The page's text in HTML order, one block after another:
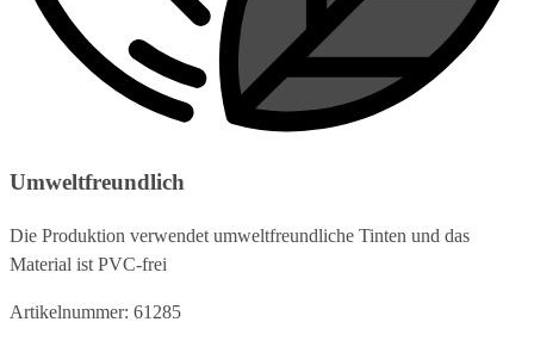
Umweltfreundlich
Die Produktion verwendet umweltfreundliche Tinten und das
Material ist PVC-frei
Artikelnummer: 61285